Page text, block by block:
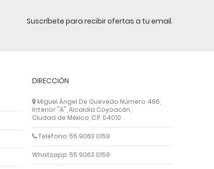
Suscríbete para recibir ofertas a tu email.
DIRECCIÓN
Miguel Ángel De Quevedo Número 496,
Interior "A", Alcaldía Coyoacán,
Ciudad de México, C.P. 04010
Teléfono: 55 9063 0159
Whatsapp: 55 9063 0159